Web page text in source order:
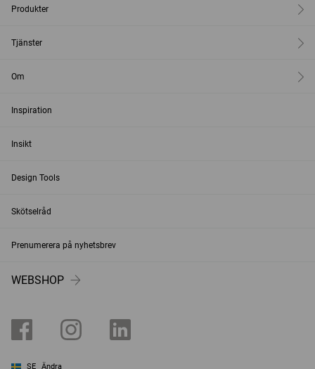
Produkter
Tjänster
Om
Inspiration
Insikt
Design Tools
Skötselråd
Prenumerera på nyhetsbrev
WEBSHOP
SE Ändra